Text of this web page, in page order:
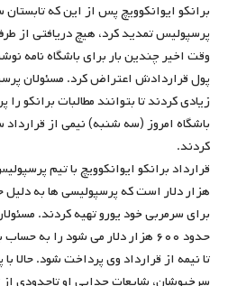
برانکو ایوانکوویچ پس از این که
پرسپولیس تمدید کرد، هیچ دریافتی از
وقت اخیر چندین بار برای باشگاه
پول قراردادش اعتراض کرد. مسئولان
زیادی کردند تا بتوانند مطالبات برانکو
باشگاه امروز (سه شنبه) نیمی از
کردند.
قرارداد برانکو ایوانکوویچ با تیم
هزار دلار است که پرسپولیسی ها به دلیل
حدود ۶۰۰ هزار دلار می شود را به
تا نیمه از قرارداد وی پرداخت شود. حالا